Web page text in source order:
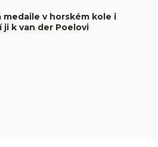
medaile v horském kole i
ji k van der Poelovi